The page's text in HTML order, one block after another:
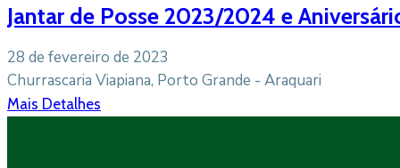
Jantar de Posse 2023/2024 e
28 de fevereiro de 2023
Churrascaria Viapiana, Porto Grande - Araquari
Mais Detalhes